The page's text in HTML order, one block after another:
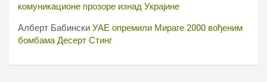
комуникационе прозоре изнад Украјине
Алберт Бабински УАЕ опремили Мираге 2000 вођеним
бомбама Десерт Стинг